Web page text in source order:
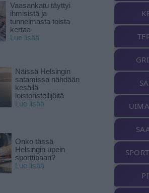
Vaasankatu täyttyi
ihmisistä ja
tunnelmasta toista
kertaa
Lue lisää
Näissä Helsingin
satamissa nähdään
kesällä
loistoristeilijöitä
Lue lisää
Onko tässä
Helsingin upein
sporttibaari?
Lue lisää